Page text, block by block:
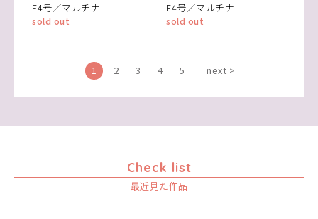
F4号／マルチナ
sold out
F4号／マルチナ
sold out
1 2 3 4 5 next >
Check list
最近見た作品